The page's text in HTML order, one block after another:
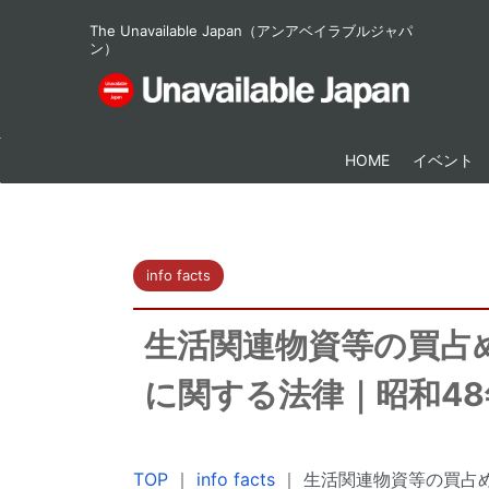
The Unavailable Japan（アンアベイラブルジャパ
ン）
HOME イベント
info facts
生活関連物資等の買
に関する法律｜昭和
TOP ｜ info facts ｜ 生活関連物資等の買占